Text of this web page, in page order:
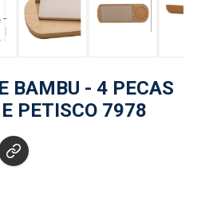
BAMBU - 4 PECAS
PETISCO 7978